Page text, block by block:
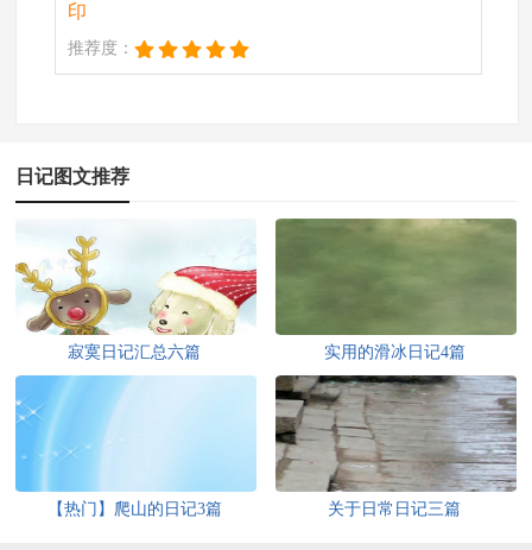
印
推荐度：
日记图文推荐
寂寞日记汇总六篇 实用的滑冰日记4篇
【热门】爬山的日记3篇 关于日常日记三篇